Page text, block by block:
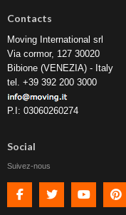
Contacts
Moving International srl
Via cormor, 127 30020
Bibione (VENEZIA) - Italy
tel. +39 392 200 3000
P.I: 03060260274
Social
Suivez-nous
Facebook Twitter Youtube